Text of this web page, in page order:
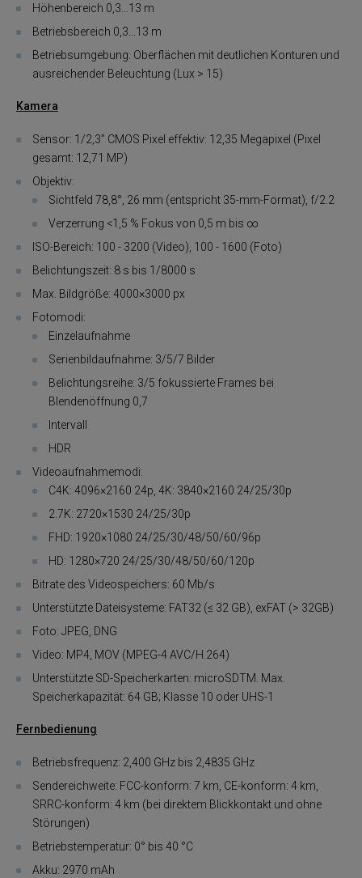
Höhenbereich 0,3...13 m
Betriebsbereich 0,3...13 m
Betriebsumgebung: Oberflächen mit deutlichen Konturen und
ausreichender Beleuchtung (Lux > 15)
Kamera
Sensor: 1/2,3” CMOS Pixel effektiv: 12,35 Megapixel (Pixel
gesamt: 12,71 MP)
Objektiv:
Sichtfeld 78,8°, 26 mm (entspricht 35-mm-Format), f/2.2
Verzerrung <1,5 % Fokus von 0,5 m bis ∞
ISO-Bereich: 100 - 3200 (Video), 100 - 1600 (Foto)
Belichtungszeit: 8 s bis 1/8000 s
Max. Bildgröße: 4000×3000 px
Fotomodi:
Einzelaufnahme
Serienbildaufnahme: 3/5/7 Bilder
Belichtungsreihe: 3/5 fokussierte Frames bei
Blendenöffnung 0,7
Intervall
HDR
Videoaufnahmemodi:
C4K: 4096×2160 24p, 4K: 3840×2160 24/25/30p
2.7K: 2720×1530 24/25/30p
FHD: 1920×1080 24/25/30/48/50/60/96p
HD: 1280×720 24/25/30/48/50/60/120p
Bitrate des Videospeichers: 60 Mb/s
Unterstützte Dateisysteme: FAT32 (≤ 32 GB), exFAT (> 32GB)
Foto: JPEG, DNG
Video: MP4, MOV (MPEG-4 AVC/H.264)
Unterstützte SD-Speicherkarten: microSDTM. Max.
Speicherkapazität: 64 GB; Klasse 10 oder UHS-1
Fernbedienung
Betriebsfrequenz: 2,400 GHz bis 2,4835 GHz
Sendereichweite: FCC-konform: 7 km, CE-konform: 4 km,
SRRC-konform: 4 km (bei direktem Blickkontakt und ohne
Störungen)
Betriebstemperatur: 0° bis 40 °C
Akku: 2970 mAh